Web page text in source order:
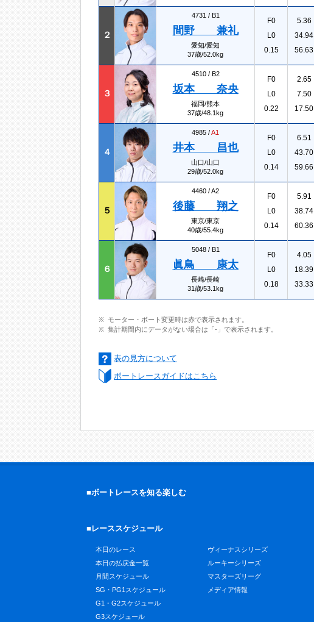
２
4731 / B1
間野 兼礼
愛知/愛知
37歳/52.0kg
F0
L0
0.15
5.36
34.94
56.63
３
4510 / B2
坂本 奈央
福岡/熊本
37歳/48.1kg
F0
L0
0.22
2.65
7.50
17.50
４
4985 /A1
井本 昌也
山口/山口
29歳/52.0kg
F0
L0
0.14
6.51
43.70
59.66
５
4460 /A2
後藤 翔之
東京/東京
40歳/55.4kg
F0
L0
0.14
5.91
38.74
60.36
６
5048 / B1
眞鳥 康太
長崎/長崎
31歳/53.1kg
F0
L0
0.18
4.05
18.39
33.33
モーター・ボート変更時は赤で表示されます。
集計期間内にデータがない場合は「-」で表示されます。
表の見方について
ボートレースガイドはこちら
■ボートレースを知る楽しむ
■レーススケジュール
本日のレース
本日の払戻金一覧
月間スケジュール
SG・PG1スケジュール
G1・G2スケジュール
G3スケジュール
ヴィーナスシリーズ
ルーキーシリーズ
マスターズリーグ
メディア情報